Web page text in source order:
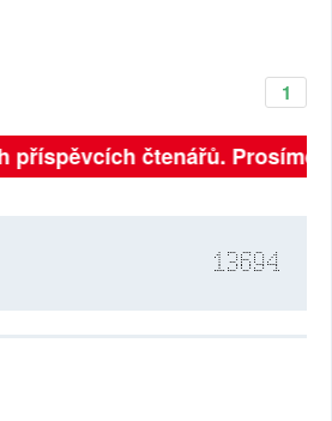
1
čtenářů. Prosíme,
13694